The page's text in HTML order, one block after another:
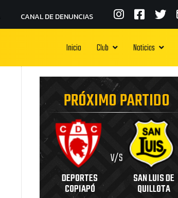
CANAL DE DENUNCIAS
Inicio Club Noticias
PRÓXIMO PARTIDO
DEPORTES
COPIAPÓ
V/S
SAN LUIS DE
QUILLOTA